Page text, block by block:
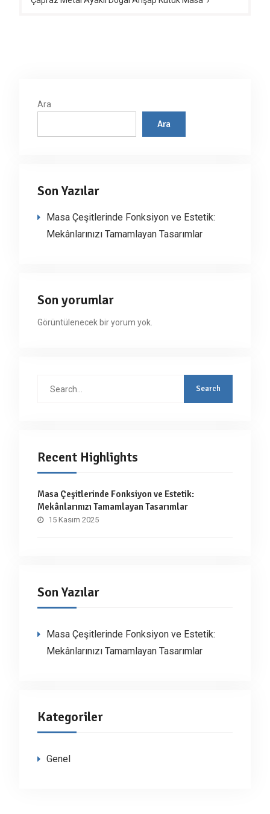
Ara
Ara
Son Yazılar
Masa Çeşitlerinde Fonksiyon ve Estetik:
Mekânlarınızı Tamamlayan Tasarımlar
Son yorumlar
Görüntülenecek bir yorum yok.
Recent Highlights
Masa Çeşitlerinde Fonksiyon ve Estetik:
Mekânlarınızı Tamamlayan Tasarımlar
15 Kasım 2025
Son Yazılar
Masa Çeşitlerinde Fonksiyon ve Estetik:
Mekânlarınızı Tamamlayan Tasarımlar
Kategoriler
Genel